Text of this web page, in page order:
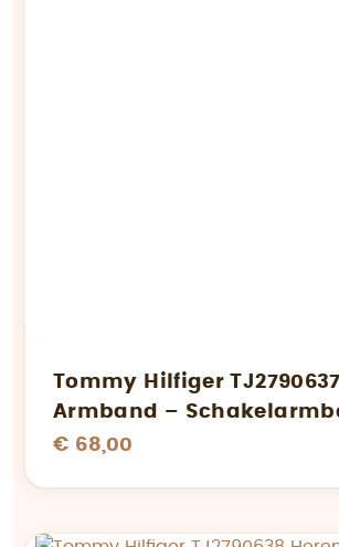
Tommy Hilfiger
Armband –
€ 68,00